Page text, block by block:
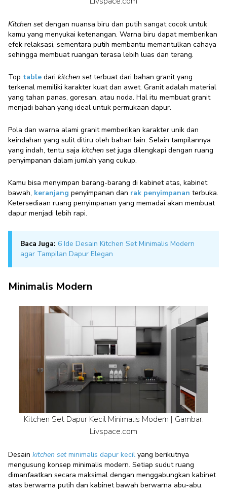
Kitchen setdengan nuansa biru dan putih sangat cocok untuk
kamu yang menyukai ketenangan. Warna biru dapat memberikan
efek relaksasi, sementara putih membantu memantulkan cahaya
sehingga membuat ruangan terasa lebih luas dan terang.
Top table dari kitchen setterbuat dari bahan granit yang
terkenal memiliki karakter kuat dan awet. Granit adalah material
yang tahan panas, goresan, atau noda. Hal itu membuat granit
menjadi bahan yang ideal untuk permukaan dapur.
Pola dan warna alami granit memberikan karakter unik dan
keindahan yang sulit ditiru oleh bahan lain. Selain tampilannya
yang indah, tentu saja kitchen setjuga dilengkapi dengan ruang
penyimpanan dalam jumlah yang cukup.
Kamu bisa menyimpan barang-barang di kabinet atas, kabinet
bawah, keranjang penyimpanan dan rak penyimpanan terbuka.
Ketersediaan ruang penyimpanan yang memadai akan membuat
dapur menjadi lebih rapi.
Baca Juga: 6 Ide Desain Kitchen Set Minimalis Modern
agar Tampilan Dapur Elegan
Minimalis Modern
Kitchen Set Dapur Kecil Minimalis Modern | Gambar:
Livspace.com
Desain kitchen setminimalis dapur kecil yang berikutnya
mengusung konsep minimalis modern. Setiap sudut ruang
dimanfaatkan secara maksimal dengan menggabungkan kabinet
atas berwarna putih dan kabinet bawah berwarna abu-abu.